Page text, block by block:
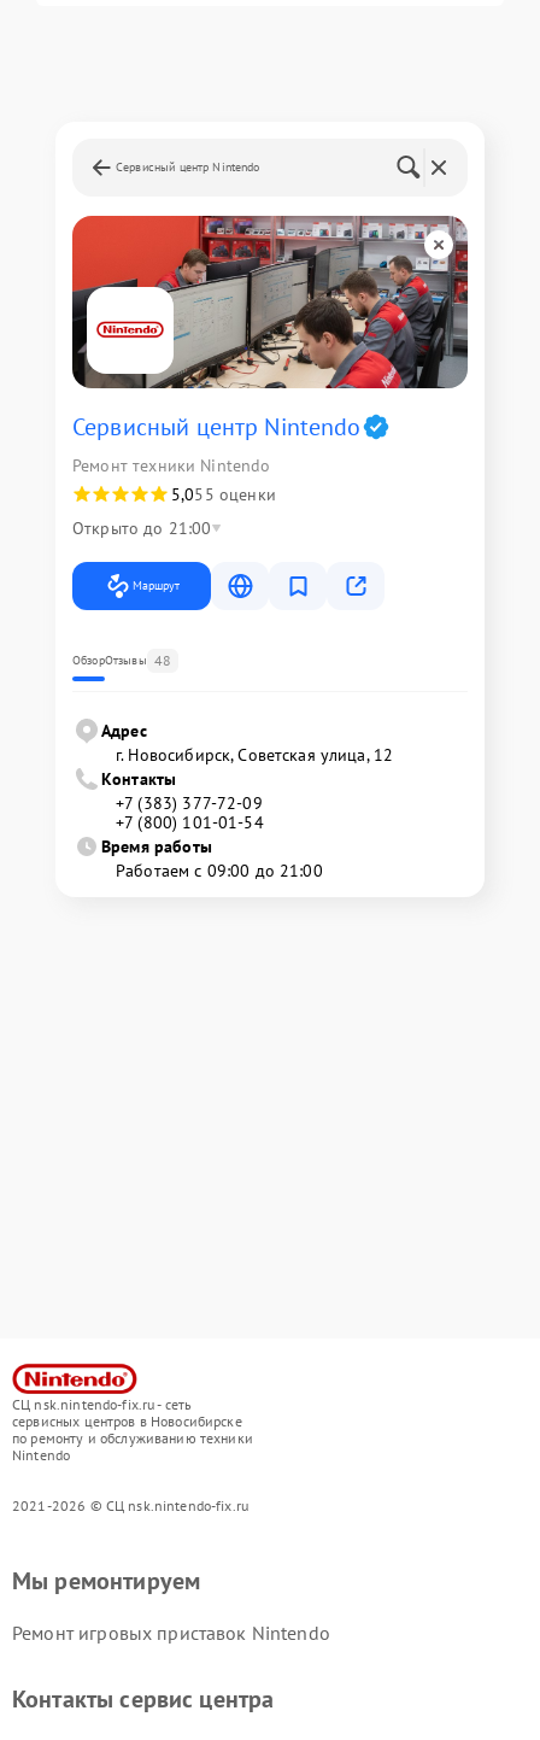
Сервисный центр Nintendo
Сервисный центр Nintendo
Ремонт техники Nintendo
5,055 оценки
Открыто до 21:00
Маршрут
ОбзорОтзывы 48
Адрес
г. Новосибирск, Советская улица, 12
Контакты
+7 (383) 377-72-09
+7 (800) 101-01-54
Время работы
Работаем с 09:00 до 21:00
СЦ nsk.nintendo-fix.ru - сеть
сервисных центров в Новосибирске
по ремонту и обслуживанию техники
Nintendo
2021-2026 © СЦ nsk.nintendo-fix.ru
Мы ремонтируем
Ремонт игровых приставок Nintendo
Контакты сервис центра